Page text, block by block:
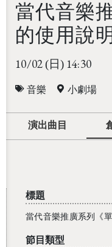
當代音樂
的使用說
10/02(日) 14:30
音樂 小劇場
演出曲目
標題
當代音樂推廣系列《
節目類型